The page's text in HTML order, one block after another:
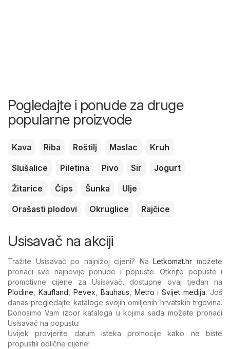
Pogledajte i ponude za druge
popularne proizvode
Kava Riba Roštilj Maslac
Kruh
Slušalice
Piletina Pivo Sir
Jogurt
Žitarice
Čips Šunka
Ulje
Orašasti plodovi
Okruglice Rajčice
Usisavač na akciji
Tražite Usisavač po najnižoj cijeni? Na Letkomat.hr možete
pronaći sve najnovije ponude i popuste. Otkrijte popuste i
promotivne cijene za Usisavač, dostupne ovaj tjedan na
Plodine, Kaufland, Pevex, Bauhaus, Metro iSvijet medija. Još
danas pregledajte kataloge svojih omiljenih hrvatskih trgovina.
Donosimo Vam izbor kataloga u kojima sada možete pronaći
Usisavač na popustu:
Uvijek provjerite datum isteka promocije kako ne biste
propustili odlične cijene!